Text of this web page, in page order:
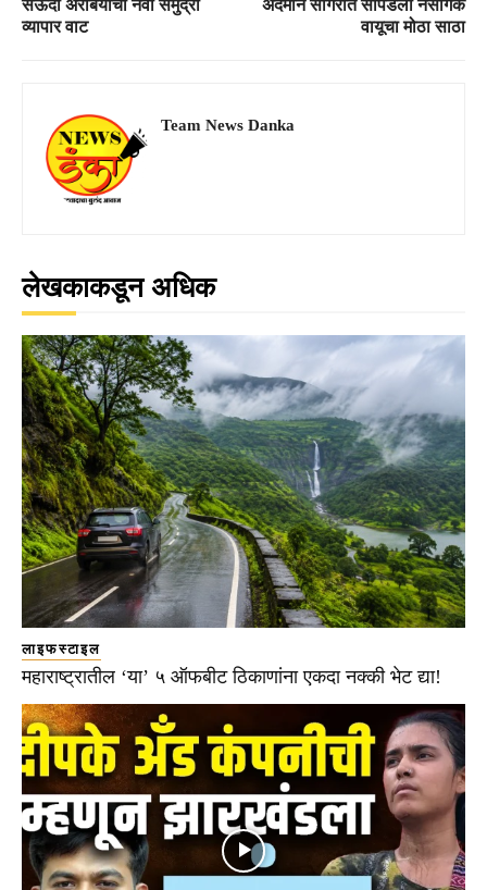
सऊदी अरेबियाची नवी समुद्री
व्यापार वाट
अंदमान सागरात सापडला नैसर्गिक
वायूचा मोठा साठा
Team News Danka
लेखकाकडून अधिक
लाइफस्टाइल
महाराष्ट्रातील ‘या’ ५ ऑफबीट ठिकाणांना एकदा नक्की भेट द्या!